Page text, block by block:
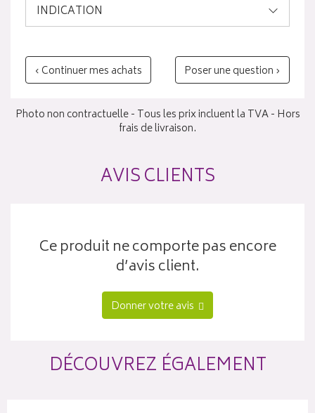
INDICATION
‹ Continuer mes achats Poser une question ›
Photo non contractuelle - Tous les prix incluent la TVA - Hors
frais de livraison.
AVIS CLIENTS
Ce produit ne comporte pas encore
d’avis client.
Donner votre avis
DÉCOUVREZ ÉGALEMENT